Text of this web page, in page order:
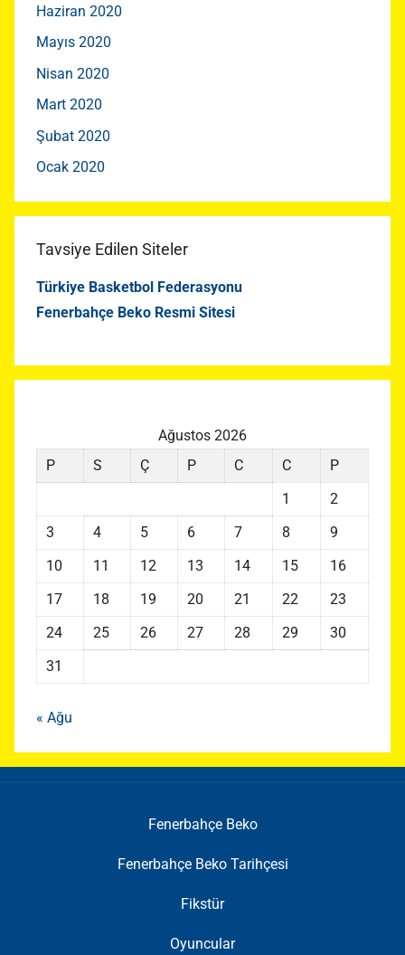
Haziran 2020
Mayıs 2020
Nisan 2020
Mart 2020
Şubat 2020
Ocak 2020
Tavsiye Edilen Siteler
Türkiye Basketbol Federasyonu
Fenerbahçe Beko Resmi Sitesi
Ağustos 2026
P
S Ç P C C
P
1
2
3
4 5 6 7 8
9
10
11 12 13 14 15
16
17
18 19 20 21 22
23
24
25 26 27 28 29
30
31
« Ağu
Fenerbahçe Beko
Fenerbahçe Beko Tarihçesi
Fikstür
Oyuncular